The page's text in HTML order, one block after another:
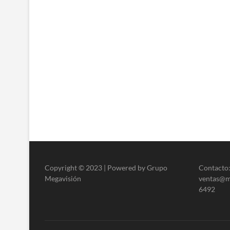
Copyright © 2023 | Powered by Grupo
Megavisión
6492